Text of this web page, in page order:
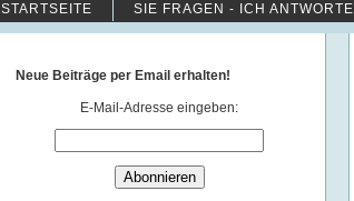
STARTSEITE SIE FRAGEN - ICH ANTWORTE
Neue Beiträge per Email erhalten!
E-Mail-Adresse eingeben: